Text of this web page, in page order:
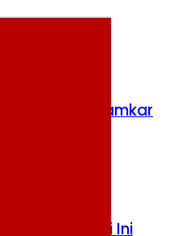
75 Damkar
Variatif Hari Ini